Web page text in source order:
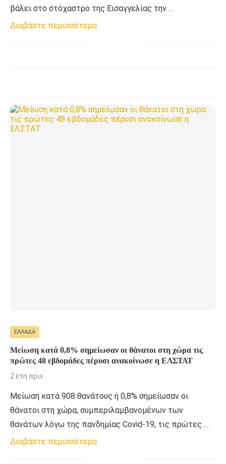
βάλει στο στόχαστρο της Εισαγγελίας την …
Διαβάστε περισσότερα
ΕΛΛΆΔΑ
Μείωση κατά 0,8% σημείωσαν οι θάνατοι στη χώρα τις
πρώτες 48 εβδομάδες πέρυσι ανακοίνωσε η ΕΛΣΤΑΤ
2 έτη πριν
Μείωση κατά 908 θανάτους ή 0,8% σημείωσαν οι
θάνατοι στη χώρα, συμπεριλαμβανομένων των
θανάτων λόγω της πανδημίας Covid-19, τις πρώτες …
Διαβάστε περισσότερα